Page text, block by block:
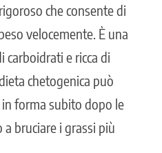
che consente di
velocemente. È una
carboidrati e ricca di
chetogenica può
forma subito dopo le
bruciare i grassi più